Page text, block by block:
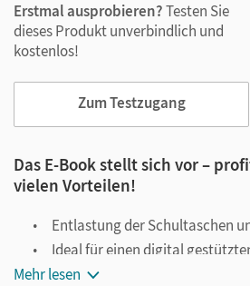
Erstmal ausprobieren?Testen Sie
dieses Produkt unverbindlich und
kostenlos!
Zum Testzugang
Das E-Book stellt sich vor –
vielen Vorteilen!
Entlastung der Schultaschen
Ideal für einen digital
Notiz- und
Mehr lesen